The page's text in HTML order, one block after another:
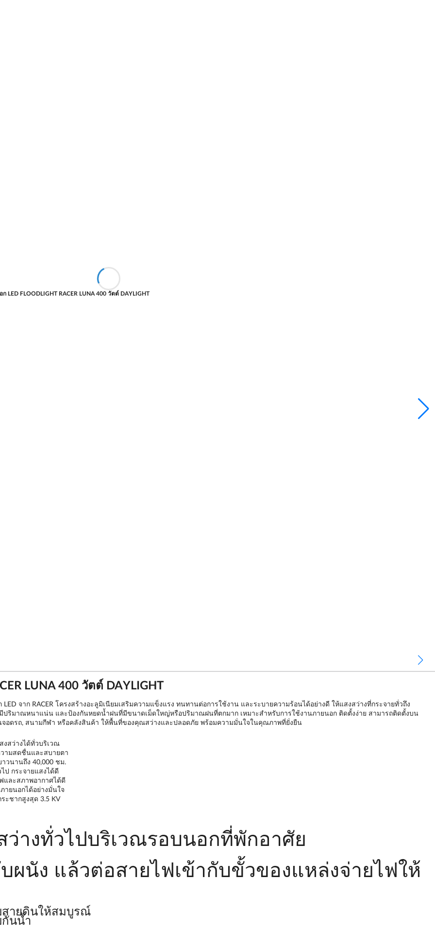
LED FLOODLIGHT RACER LUNA 400 วัตต์ DAYLIGHT
LUNA 400 วัตต์ DAYLIGHT
จาก RACER โครงสร้างอะลูมิเนียมเสริมความแข็งแรง ทนทานต่อการใช้งาน และระบายความร้อนได้อย่างดี ให้แสงสว่างที่กระจายทั่วถึง
ปริมาณหนาแน่น และป้องกันหยดน้ำฝนที่มีขนาดเม็ดใหญ่หรือปริมาณฝนที่ตกมาก เหมาะสำหรับการใช้งานภายนอก ติดตั้งง่าย สามารถติดตั้งบน
อดรถ, สนามกีฬา หรือคลังสินค้า ให้พื้นที่ของคุณสว่างและปลอดภัย พร้อมความมั่นใจในคุณภาพที่ยั่งยืน
งสว่างได้ทั่วบริเวณ
วามสดชื่นและสบายตา
วนานถึง 40,000 ชม.
ป กระจายแสงได้ดี
และสภาพอากาศได้ดี
ายนอกได้อย่างมั่นใจ
ะชากสูงสุด 3.5 KV
างทั่วไปบริเวณรอบนอกที่พักอาศัย
ผนัง แล้วต่อสายไฟเข้ากับขั้วของแหล่งจ่ายไฟให้
สายดินให้สมบูรณ์
กันน้ำ